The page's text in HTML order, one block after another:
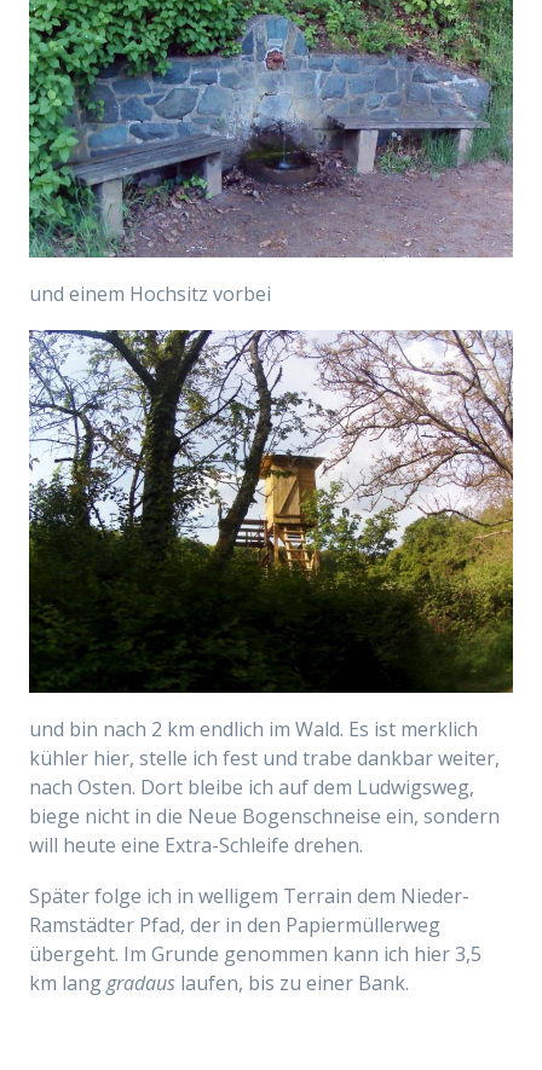
und einem Hochsitz vorbei
und bin nach 2 km endlich im Wald. Es ist merklich
kühler hier, stelle ich fest und trabe dankbar weiter,
nach Osten. Dort bleibe ich auf dem Ludwigsweg,
biege nicht in die Neue Bogenschneise ein, sondern
will heute eine Extra-Schleife drehen.
Später folge ich in welligem Terrain dem Nieder-
Ramstädter Pfad, der in den Papiermüllerweg
übergeht. Im Grunde genommen kann ich hier3,5
km langgradaus laufen, bis zu einer Bank.